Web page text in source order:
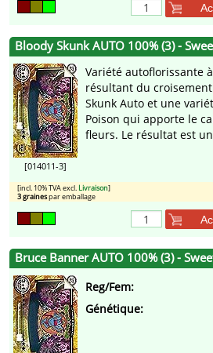
Bloody Skunk AUTO 100% (3) -
[014011-3]
Variété autoflorissante
résultant du
Skunk Auto et une
Poison qui apporte le
fleurs. Le résultat est
[incl. 10% TVA excl. Livraison]
3 grainespar emballage
Bruce Banner AUTO 100% (3) -
Reg/Fem:
Génétique: